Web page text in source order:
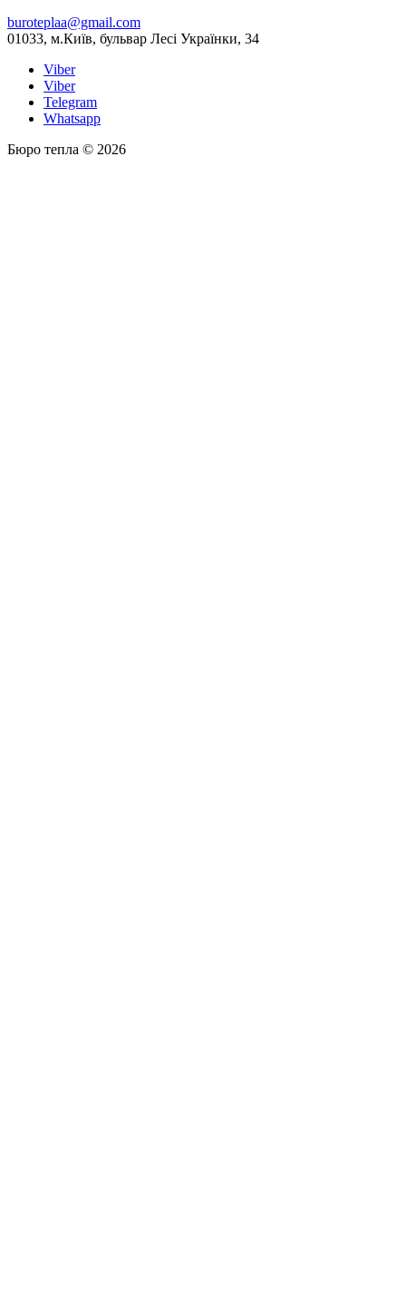
buroteplaa@gmail.com
01033, м.Київ, бульвар Лесі Українки, 34
Viber
Viber
Telegram
Whatsapp
Бюро тепла © 2026